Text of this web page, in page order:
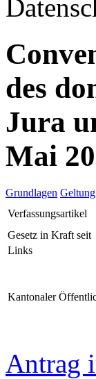
des
Jura
Mai
Grundlagen Geltung
Verfassungsartikel
Gesetz in Kraft seit
Links
Kantonaler
Antrag